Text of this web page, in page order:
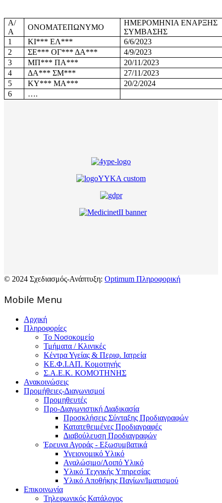
Α/
Α
ΟΝΟΜΑΤΕΠΩΝΥΜΟ
ΗΜΕΡΟΜΗΝΙΑ ΕΝΑΡΞΗΣ
ΣΥΜΒΑΣΗΣ
1
ΚΙ*** ΕΛ***
6/6/2023
2
ΣΕ*** ΟΓ*** ΔΑ***
4/9/2023
3
ΜΠ*** ΠΑ***
20/11/2023
4
ΔΑ*** ΣΜ***
27/11/2023
5
ΚΥ*** ΜΑ***
20/2/2024
6
….
© 2024 Σχεδιασμός-Ανάπτυξη: Optimum Πληροφορική
Mοbile Menu
Αρχική
Πληροφορίες
Το Νοσοκομείο
Τμήματα / Κλινικές
Κέντρα Υγείας & Περιφ. Ιατρεία
ΚΕ.Φ.Ι.ΑΠ. Κομοτηνής
Σ.Α.Ε.Κ. ΚΟΜΟΤΗΝΗΣ
Ανακοινώσεις
Προμήθειες-Διαγωνισμοί
Προμηθευτές
Προ-Διαγωνιστική Διαδικασία
Προσκλήσεις Σύνταξης Προδιαγραφών
Κατατεθειμένες Προδιαγραφές
Διαβούλευση Προδιαγραφών
Έρευνα Αγοράς - Εξωσυμβατικά
Υγειονομικό Υλικό
Αναλώσιμο/Λοιπό Υλικό
Υλικό Tεχνικής Yπηρεσίας
Υλικό Αποθήκης Παγίων/Ιματισμού
Επικοινωνία
Τηλεφωνικός Κατάλογος